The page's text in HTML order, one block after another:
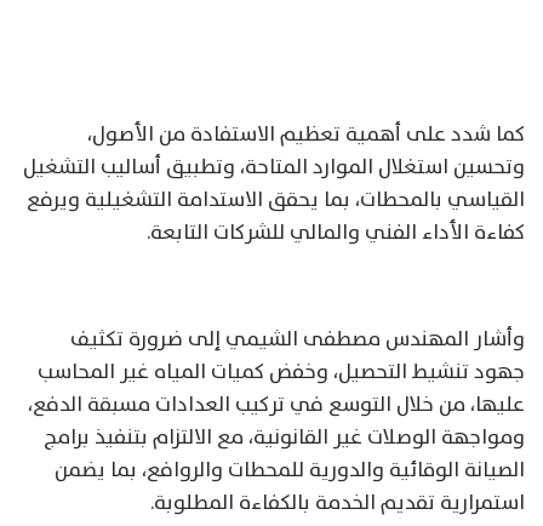
كما شدد على أهمية تعظيم الاستفادة من الأصول،
وتحسين استغلال الموارد المتاحة، وتطبيق أساليب التشغيل
القياسي بالمحطات، بما يحقق الاستدامة التشغيلية ويرفع
كفاءة الأداء الفني والمالي للشركات التابعة.
وأشار المهندس مصطفى الشيمي إلى ضرورة تكثيف
جهود تنشيط التحصيل، وخفض كميات المياه غير المحاسب
عليها، من خلال التوسع في تركيب العدادات مسبقة الدفع،
ومواجهة الوصلات غير القانونية، مع الالتزام بتنفيذ برامج
الصيانة الوقائية والدورية للمحطات والروافع، بما يضمن
استمرارية تقديم الخدمة بالكفاءة المطلوبة.